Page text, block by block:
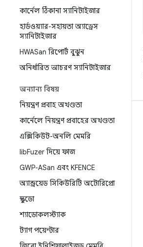
কার্নেল ঠিকানা স্যানিটাইজার
হার্ডওয়্যার-সহায়তা অ্যাড্রেস
স্যানিটাইজার
HWASan রিপোর্ট বুঝুন
অনির্ধারিত আচরণ স্যানিটাইজার
অন্যান্য বিষয়
নিয়ন্ত্রণ প্রবাহ অখণ্ডতা
কার্নেলে নিয়ন্ত্রণ প্রবাহের অখণ্ডতা
এক্সিকিউট-অনলি মেমরি
libFuzer দিয়ে ফাজ
GWP-ASan এবং KFENCE
অ্যান্ড্রয়েড সিকিউরিটি অটোরিপ্রো
স্কুডো
শ্যাডোকলস্ট্যাক
ট্যাগ পয়েন্টার
বিল্ড
Android স্টোরেজ
প্রয়োজনীয়তা
ডাউনলোড হচ্ছে
প্রিভিউ বাইনারি
ফ্যাক্টরি ইমেজ
ড্রাইভার বাইনারি